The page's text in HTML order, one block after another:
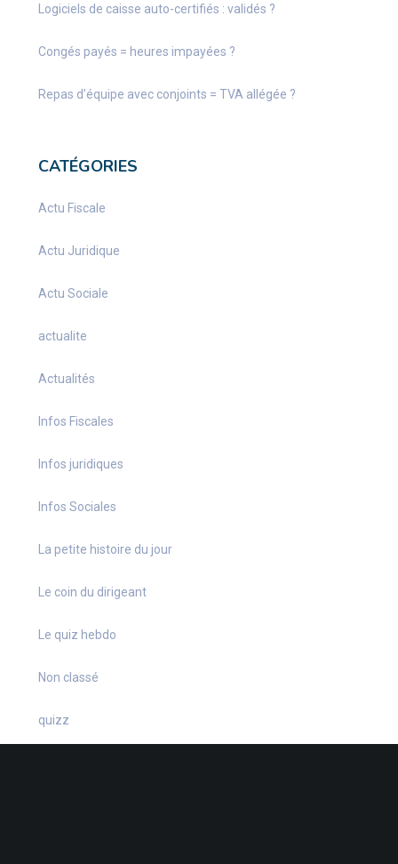
Logiciels de caisse auto-certifiés : validés ?
Congés payés = heures impayées ?
Repas d’équipe avec conjoints = TVA allégée ?
CATÉGORIES
Actu Fiscale
Actu Juridique
Actu Sociale
actualite
Actualités
Infos Fiscales
Infos juridiques
Infos Sociales
La petite histoire du jour
Le coin du dirigeant
Le quiz hebdo
Non classé
quizz